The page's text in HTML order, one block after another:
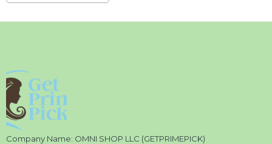
Company Name: OMNI SHOP LLC (GETPRIMEPICK)